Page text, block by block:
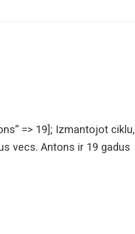
=> 19]; Izmantojot ciklu,
vecs. Antons ir 19 gadus